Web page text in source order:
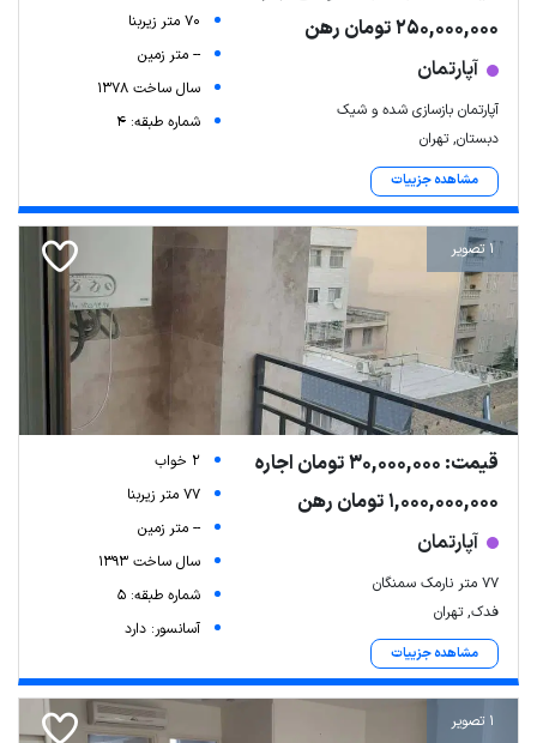
250,000,000 تومان رهن
آپارتمان
آپارتمان بازسازی شده و شیک
دبستان, تهران
مشاهده جزییات
70 متر زیربنا
-- متر زمین
سال ساخت 1378
شماره طبقه: 4
1 تصویر
قیمت: 30,000,000 تومان اجاره
1,000,000,000 تومان رهن
آپارتمان
۷۷ متر نارمک سمنگان
فدک, تهران
مشاهده جزییات
2 خواب
77 متر زیربنا
-- متر زمین
سال ساخت 1393
شماره طبقه: 5
آسانسور: دارد
1 تصویر